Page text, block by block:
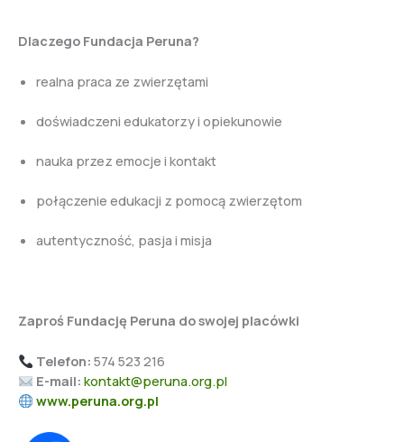
Dlaczego Fundacja Peruna?
realna praca ze zwierzętami
doświadczeni edukatorzy i opiekunowie
nauka przez emocje i kontakt
połączenie edukacji z pomocą zwierzętom
autentyczność, pasja i misja
Zaproś Fundację Peruna do swojej placówki
Telefon: 574 523 216
E-mail: kontakt@peruna.org.pl
www.peruna.org.pl